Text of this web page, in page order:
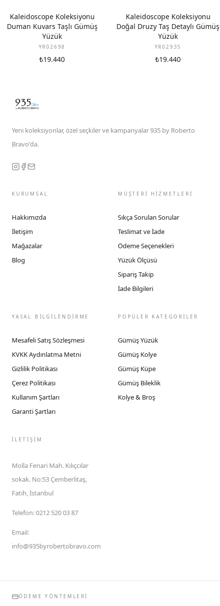
Kaleidoscope Koleksiyonu
Duman Kuvars Taşlı Gümüş
Yüzük
YR02698
₺19.440
Kaleidoscope Koleksiyonu
Doğal Druzy Taş Detaylı Gümüş
Yüzük
YR02935
₺19.440
Yeni koleksiyonlar, özel seçkiler ve kampanyalar 935 by Roberto
Bravo'da.
KURUMSAL
Hakkımızda
İletişim
Mağazalar
Blog
MÜŞTERİ HİZMETLERİ
Sıkça Sorulan Sorular
Teslimat ve İade
Ödeme Seçenekleri
Yüzük Ölçüsü
Sipariş Takip
İade Bilgileri
YASAL BİLGİLENDİRME
Mesafeli Satış Sözleşmesi
KVKK Aydınlatma Metni
Gizlilik Politikası
Çerez Politikası
Kullanım Şartları
Garanti Şartları
POPÜLER KATEGORİLER
Gümüş Yüzük
Gümüş Kolye
Gümüş Küpe
Gümüş Bileklik
Kolye & Broş
İLETIŞIM
Molla Fenari Mah. Kılıçcılar
sokak. No:53 Çemberlitaş,
Fatih, İstanbul
Telefon:0212 520 03 87
Email:
info@935byrobertobravo.com
ÖDEME YÖNTEMLERI